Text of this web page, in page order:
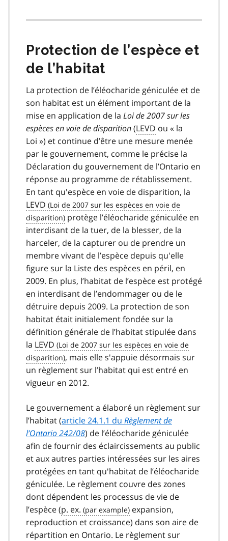
Protection de l’espèce et
de l’habitat
La protection de l’éléocharide géniculée et de
son habitat est un élément important de la
mise en application de la Loi de 2007 sur les
espèces en voie de disparition(LEVD ou « la
Loi ») et continue d’être une mesure menée
par le gouvernement, comme le précise la
Déclaration du gouvernement de l’Ontario en
réponse au programme de rétablissement.
En tant qu'espèce en voie de disparition, la
LEVD
protège l’éléocharide géniculée en
interdisant de la tuer, de la blesser, de la
harceler, de la capturer ou de prendre un
membre vivant de l’espèce depuis qu'elle
figure sur la Liste des espèces en péril, en
2009. En plus, l’habitat de l’espèce est protégé
en interdisant de l’endommager ou de le
détruire depuis 2009. La protection de son
habitat était initialement fondée sur la
définition générale de l’habitat stipulée dans
la LEVD
, mais elle s'appuie désormais sur
un règlement sur l’habitat qui est entré en
vigueur en 2012.
Le gouvernement a élaboré un règlement sur
l’habitat (article 24.1.1 du Règlement de
l’Ontario 242/08) de l’éléocharide géniculée
afin de fournir des éclaircissements au public
et aux autres parties intéressées sur les aires
protégées en tant qu'habitat de l’éléocharide
géniculée. Le règlement couvre des zones
dont dépendent les processus de vie de
l’espèce (p. ex.
expansion,
reproduction et croissance) dans son aire de
répartition en Ontario. Le règlement sur